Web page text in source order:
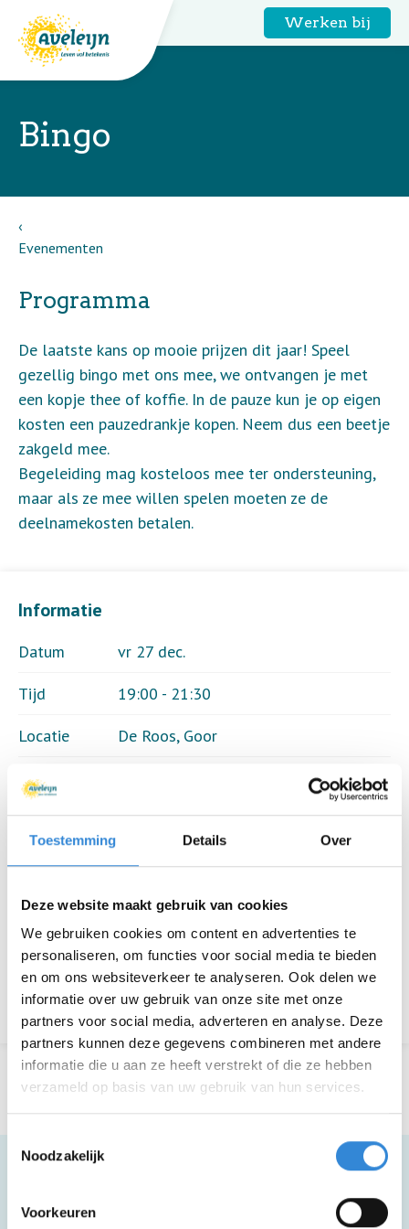
Toestemming Details Over
Deze website maakt gebruik van cookies
We gebruiken cookies om content en advertenties te
personaliseren, om functies voor social media te bieden
en om ons websiteverkeer te analyseren. Ook delen we
informatie over uw gebruik van onze site met onze
partners voor social media, adverteren en analyse. Deze
partners kunnen deze gegevens combineren met andere
informatie die u aan ze heeft verstrekt of die ze hebben
verzameld op basis van uw gebruik van hun services.
Noodzakelijk
Voorkeuren
Werken bij
Bingo
Evenementen
Informatie
Datum
vr 27 dec.
Tijd
19:00 - 21:30
Locatie
De Roos, Goor
Thema
Kosten
Geen
Deelnemers
30 van 30
Aanmelden is niet meer mogelijk.
Terug naar het overzicht
Programma
De laatste kans op mooie prijzen dit jaar! Speel
gezellig bingo met ons mee, we ontvangen je met
een kopje thee of koffie. In de pauze kun je op eigen
kosten een pauzedrankje kopen. Neem dus een beetje
zakgeld mee.
Begeleiding mag kosteloos mee ter ondersteuning,
maar als ze mee willen spelen moeten ze de
deelnamekosten betalen.
Meer informatie